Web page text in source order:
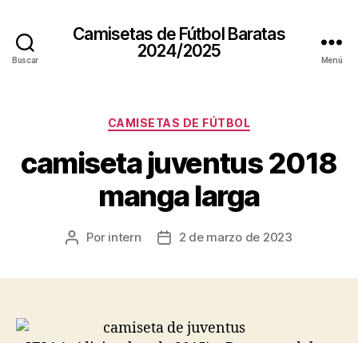
Buscar
Camisetas de Fútbol Baratas
2024/2025
Menú
Categorías
CAMISETAS DE FÚTBOL
camiseta juventus 2018
manga larga
Autor
Por intern
Fecha2 de marzo de 2023